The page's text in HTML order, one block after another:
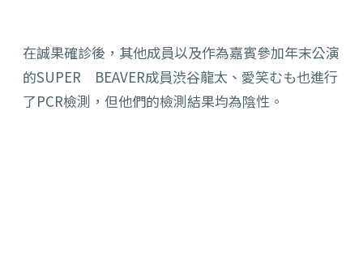
在誠果確診後，其他成員以及作為嘉賓參加年末公演
的SUPER BEAVER成員渋谷龍太、愛笑むも也進行
了PCR檢測，但他們的檢測結果均為陰性。